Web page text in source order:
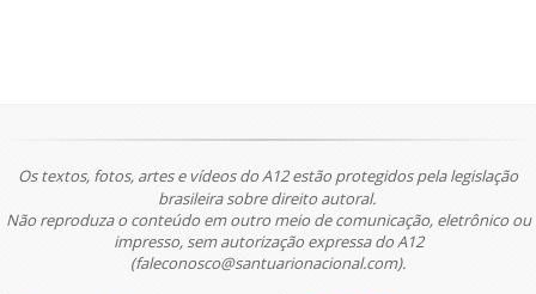
Os textos, fotos, artes e vídeos do A12 estão protegidos pela legislação
brasileira sobre direito autoral.
Não reproduza o conteúdo em outro meio de comunicação, eletrônico ou
impresso, sem autorização expressa do A12
(faleconosco@santuarionacional.com).